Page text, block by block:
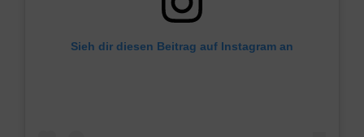
Sieh dir diesen Beitrag auf Instagram an